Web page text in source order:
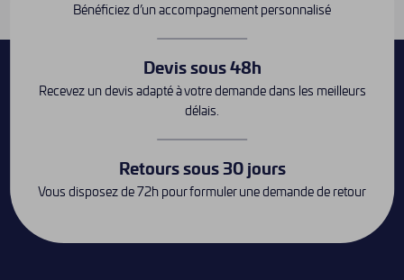
Bénéficiez d’un accompagnement personnalisé
Devis sous 48h
Recevez un devis adapté à votre demande dans les meilleurs
délais.
Retours sous 30 jours
Vous disposez de 72h pour formuler une demande de retour